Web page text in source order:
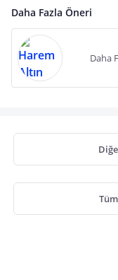
Daha Fazla Öneri
Daha
Tüm